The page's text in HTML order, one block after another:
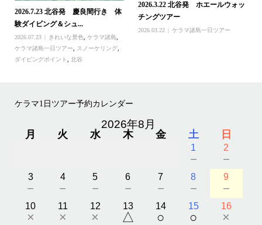
2026.7.23 北谷発 慶良間行き 体
験ダイビング＆シュ...
2026.07.23 きれいな景色 ケラマ諸島
ケラマ諸島一日ツアー
スノーケリング,
ダイビングポイント
北谷
2026.3.22 北谷発 ホエールウォッ
チングツアー
2026.03.22 ケラマ諸島一日ツアー
ケラマ1日ツアー予約カレンダー
2026年8月
月 火 水 木 金 土 日
1
－
2
－
3
－
4
－
5
－
6
－
7
－
8
－
9
－
10
×
11
×
12
×
13
△
14
○
15
○
16
×